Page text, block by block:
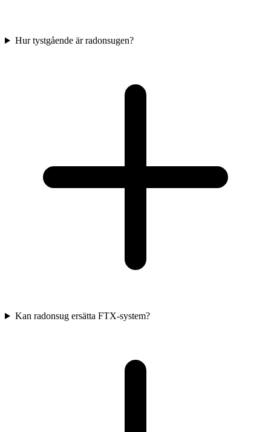
Hur tystgående är radonsugen?
Kan radonsug ersätta FTX-system?